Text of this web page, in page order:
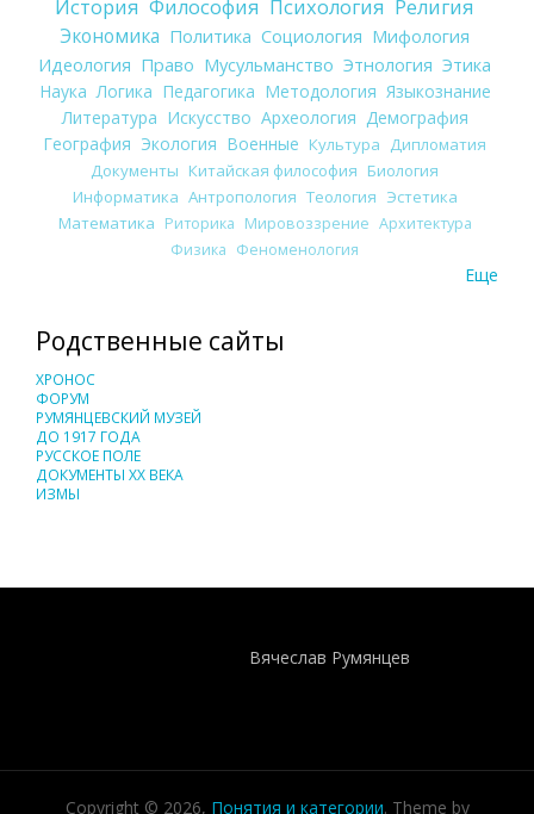
История Философия Психология Религия
Экономика Политика Социология Мифология
Идеология Право Мусульманство Этнология Этика
Наука Логика Педагогика Методология Языкознание
Литература Искусство Археология Демография
География Экология Военные Культура
Дипломатия
Документы Китайская философия Биология
Информатика Антропология Теология Эстетика
Математика Риторика Мировоззрение Архитектура
Физика Феноменология
Еще
Родственные сайты
ХРОНОС
ФОРУМ
РУМЯНЦЕВСКИЙ МУЗЕЙ
ДО 1917 ГОДА
РУССКОЕ ПОЛЕ
ДОКУМЕНТЫ XX ВЕКА
ИЗМЫ
Вячеслав Румянцев
Copyright © 2026, Понятия и категории. Theme by